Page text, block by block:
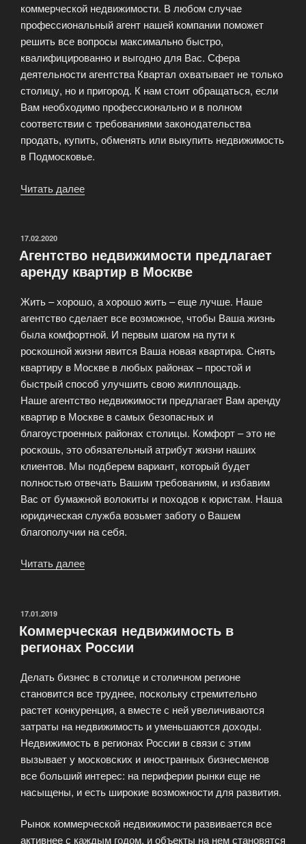
коммерческой недвижимости. В любом случае
профессиональный агент нашей компании поможет
решить все вопросы максимально быстро,
квалифицированно и выгодно для Вас. Сфера
деятельности агентства Квартал охватывает не только
столицу, но и пригород. К нам стоит обращаться, если
Вам необходимо профессионально и в полном
соответствии с требованиями законодательства
продать, купить, обменять или выкупить недвижимость
в Подмосковье.
Читать далее
от
АН
–
квалифицированно
и
надежно.»
ОПУБЛИКОВАНО
17.02.2020
Агентство недвижимости предлагает
аренду квартир в Москве
Жить – хорошо, а хорошо жить – еще лучше. Наше
агентство сделает все возможное, чтобы Ваша жизнь
была комфортной. И первым шагом на пути к
роскошной жизни явится Ваша новая квартира. Снять
квартиру в Москве в любых районах – простой и
быстрый способ улучшить свою жилплощадь.
Наше агентство недвижимости предлагает Вам аренду
квартир в Москве в самых безопасных и
благоустроенных районах столицы. Комфорт – это не
роскошь, это обязательный атрибут жизни наших
клиентов. Мы подберем вариант, который будет
полностью отвечать Вашим требованиям, и избавим
Вас от бумажной волокиты и походов к юристам. Наша
юридическая служба возьмет заботу о Вашем
благополучии на себя.
Читать далее
квартир
в
ОПУБЛИКОВАНО
17.01.2019
Коммерческая недвижимость в
регионах России
Делать бизнес в столице и столичном регионе
становится все труднее, поскольку стремительно
растет конкуренция, а вместе с ней увеличиваются
затраты на недвижимость и уменьшаются доходы.
Недвижимость в регионах России в связи с этим
вызывает у московских и иностранных бизнесменов
все больший интерес: на периферии рынки еще не
насыщены, и есть широкие возможности для развития.
Рынок коммерческой недвижимости развивается все
активнее с каждым годом, и объекты на нем становятся